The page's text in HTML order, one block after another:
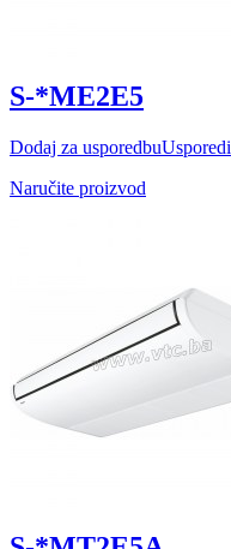
S-*ME2E5
Dodaj za usporedbuUsporedi
Naručite proizvod